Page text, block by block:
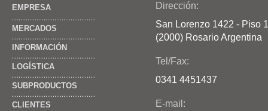
EMPRESA
MERCADOS
INFORMACIÓN
LOGÍSTICA
SUBPRODUCTOS
CLIENTES
Dirección:
San Lorenzo 1422 - Piso 1
(2000) Rosario Argentina
Tel/Fax:
0341 4451437
E-mail: